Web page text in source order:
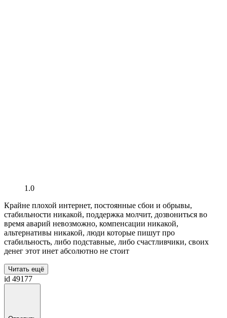
1.0
Крайне плохой интернет, постоянные сбои и обрывы,
стабильности никакой, поддержка молчит, дозвониться во
время аварий невозможно, компенсации никакой,
альтернативы никакой, люди которые пишут про
стабильность, либо подставные, либо счастливчики, своих
денег этот инет абсолютно не стоит
Читать ещё
id 49177